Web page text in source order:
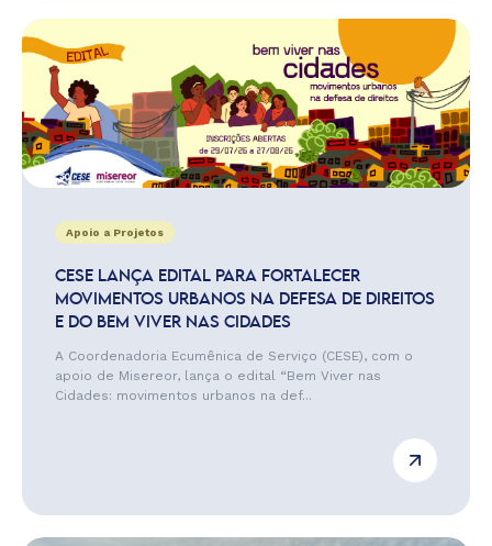
Apoio a Projetos
CESE LANÇA EDITAL PARA FORTALECER
MOVIMENTOS URBANOS NA DEFESA DE DIREITOS
E DO BEM VIVER NAS CIDADES
A Coordenadoria Ecumênica de Serviço (CESE), com o
apoio de Misereor, lança o edital “Bem Viver nas
Cidades: movimentos urbanos na def...